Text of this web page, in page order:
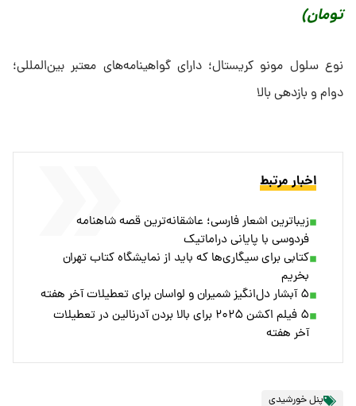
تومان)
نوع سلول مونو کریستال؛ دارای گواهینامه‌های معتبر بین‌المللی؛
دوام و بازدهی بالا
اخبار مرتبط
زیباترین اشعار فارسی؛ عاشقانه‌ترین قصه شاهنامه
فردوسی با پایانی دراماتیک
کتابی برای سیگاری‌ها که باید از نمایشگاه کتاب تهران
بخریم
۵ آبشار دل‌انگیز شمیران و لواسان برای تعطیلات آخر هفته
۵ فیلم اکشن ۲۰۲۵ برای بالا بردن آدرنالین در تعطیلات
آخر هفته‌
پنل خورشیدی